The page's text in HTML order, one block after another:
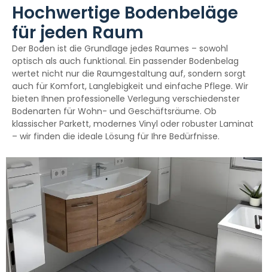
Hochwertige Bodenbeläge
für jeden Raum
Der Boden ist die Grundlage jedes Raumes – sowohl
optisch als auch funktional. Ein passender Bodenbelag
wertet nicht nur die Raumgestaltung auf, sondern sorgt
auch für Komfort, Langlebigkeit und einfache Pflege. Wir
bieten Ihnen professionelle Verlegung verschiedenster
Bodenarten für Wohn- und Geschäftsräume. Ob
klassischer Parkett, modernes Vinyl oder robuster Laminat
– wir finden die ideale Lösung für Ihre Bedürfnisse.